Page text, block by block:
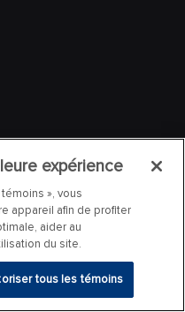
expérience
», vous
appareil afin de profiter
aider au
du site.
tous les témoins